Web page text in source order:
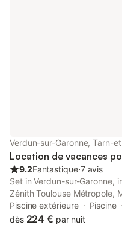
Verdun-sur-Garonne, Tarn-
Location de vacances
9.2Fantastique⋅7 avis
Set in Verdun-sur-Garonne,
Zénith Toulouse Métropole,
and breakfast with a
garden.
Piscine extérieure Piscine
dès 224 € par nuit